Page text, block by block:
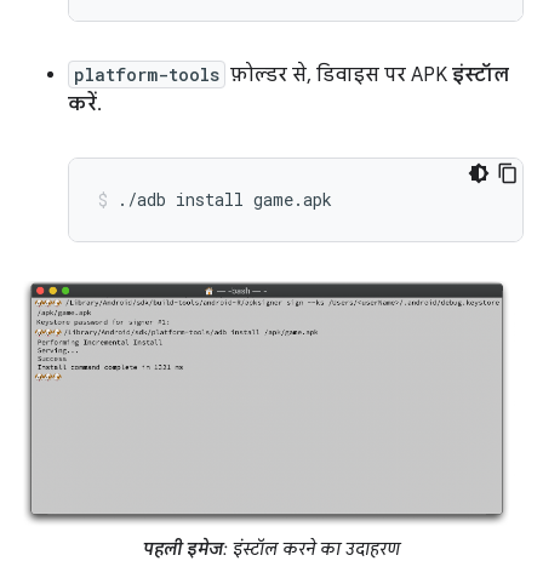
platform-tools फ़ोल्डर से, डिवाइस पर APK इंस्टॉल
करें.
./adb install game.apk
पहली इमेज: इंस्टॉल करने का उदाहरण